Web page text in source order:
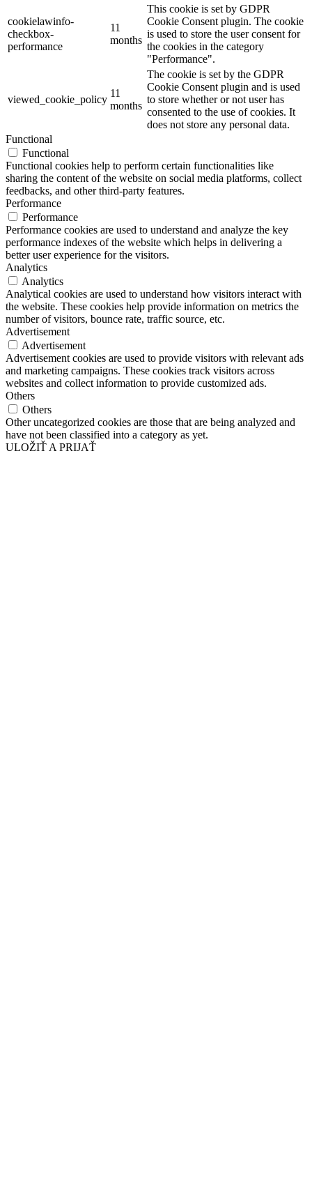
cookielawinfo-
checkbox-
performance
11
months
This cookie is set by GDPR
Cookie Consent plugin. The cookie
is used to store the user consent for
the cookies in the category
"Performance".
viewed_cookie_policy
11
months
The cookie is set by the GDPR
Cookie Consent plugin and is used
to store whether or not user has
consented to the use of cookies. It
does not store any personal data.
Functional
Functional
Functional cookies help to perform certain functionalities like
sharing the content of the website on social media platforms, collect
feedbacks, and other third-party features.
Performance
Performance
Performance cookies are used to understand and analyze the key
performance indexes of the website which helps in delivering a
better user experience for the visitors.
Analytics
Analytics
Analytical cookies are used to understand how visitors interact with
the website. These cookies help provide information on metrics the
number of visitors, bounce rate, traffic source, etc.
Advertisement
Advertisement
Advertisement cookies are used to provide visitors with relevant ads
and marketing campaigns. These cookies track visitors across
websites and collect information to provide customized ads.
Others
Others
Other uncategorized cookies are those that are being analyzed and
have not been classified into a category as yet.
ULOŽIŤ A PRIJAŤ